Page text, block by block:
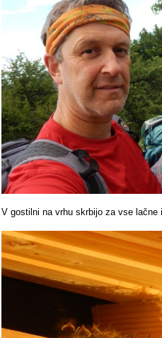
V gostilni na vrhu skrbijo za vse lačne